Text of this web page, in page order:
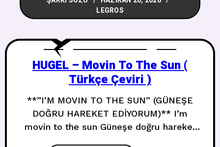
bem dessa mina Bu kızı çok
LEGROS
HUGEL – Movin To The Sun (
Türkçe Çeviri )
**”I’M MOVIN TO THE SUN” (GÜNEŞE
DOĞRU HAREKET EDİYORUM)** I’m
movin to the sun Güneşe doğru hareket